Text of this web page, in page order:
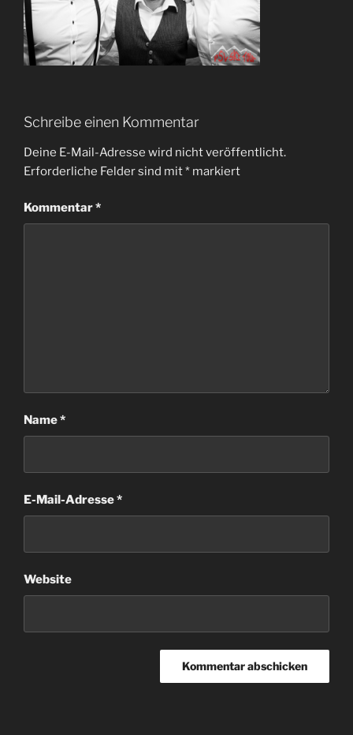
Schreibe einen Kommentar
Deine E-Mail-Adresse wird nicht veröffentlicht.
Erforderliche Felder sind mit* markiert
Kommentar*
Name*
E-Mail-Adresse*
Website